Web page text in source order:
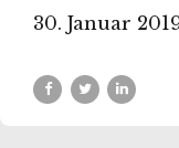
30. Januar